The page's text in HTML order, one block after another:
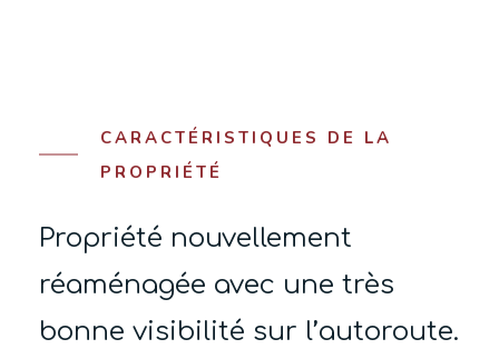
CARACTÉRISTIQUES DE LA
PROPRIÉTÉ
Propriété nouvellement
réaménagée avec une très
bonne visibilité sur l’autoroute.